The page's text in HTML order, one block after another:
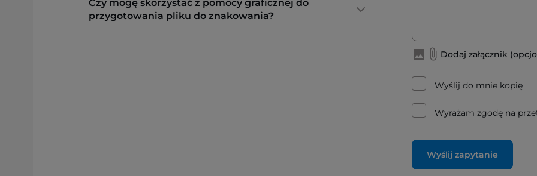
Czy mogę skorzystać z pomocy graficznej do
przygotowania pliku do znakowania?
Dodaj załącznik
Wyślij do mnie kopię
Wyrażam zgodę na
Wyślij zapytanie